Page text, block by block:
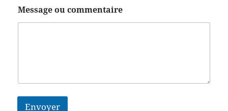
Message ou commentaire
Envoyer